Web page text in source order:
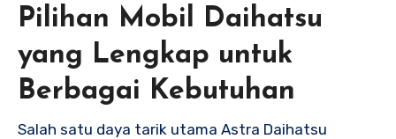
Pilihan Mobil Daihatsu
yang Lengkap untuk
Berbagai Kebutuhan
Salah satu daya tarik utama Astra Daihatsu